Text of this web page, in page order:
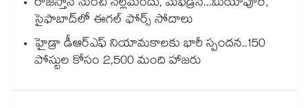
సైఫాబాద్‌‌‌‌లో ఈగల్‌‌‌‌ ఫోర్స్‌‌‌‌ సోదాలు
హైడ్రా డీఆర్‌‌‌‌ఎఫ్‌‌‌‌ నియామకాలకు భారీ స్పందన..150
పోస్టుల కోసం 2,500 మంది హాజరు